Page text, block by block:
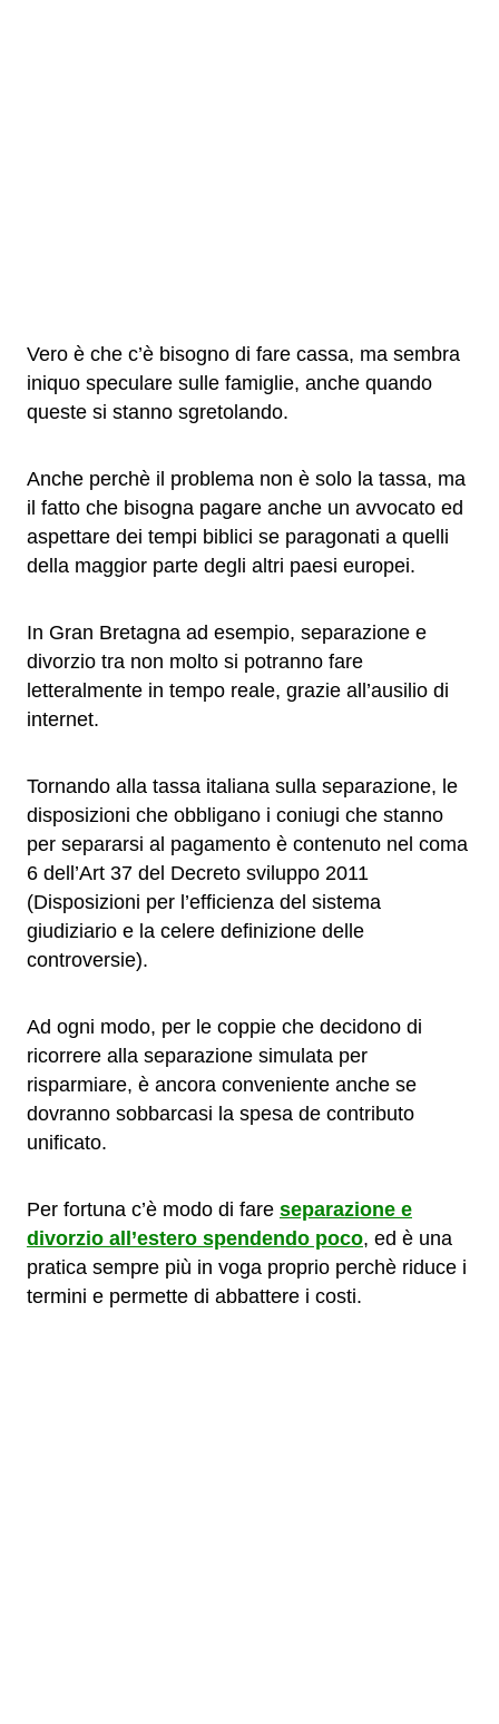
Vero è che c’è bisogno di fare cassa, ma sembra
iniquo speculare sulle famiglie, anche quando
queste si stanno sgretolando.
Anche perchè il problema non è solo la tassa, ma
il fatto che bisogna pagare anche un avvocato ed
aspettare dei tempi biblici se paragonati a quelli
della maggior parte degli altri paesi europei.
In Gran Bretagna ad esempio, separazione e
divorzio tra non molto si potranno fare
letteralmente in tempo reale, grazie all’ausilio di
internet.
Tornando alla tassa italiana sulla separazione, le
disposizioni che obbligano i coniugi che stanno
per separarsi al pagamento è contenuto nel coma
6 dell’Art 37 del Decreto sviluppo 2011
(Disposizioni per l’efficienza del sistema
giudiziario e la celere definizione delle
controversie).
Ad ogni modo, per le coppie che decidono di
ricorrere alla separazione simulata per
risparmiare, è ancora conveniente anche se
dovranno sobbarcasi la spesa de contributo
unificato.
Per fortuna c’è modo di fare separazione e
divorzio all’estero spendendo poco, ed è una
pratica sempre più in voga proprio perchè riduce i
termini e permette di abbattere i costi.